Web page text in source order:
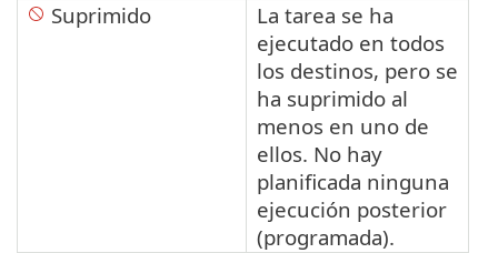
Suprimido
La tarea se ha
ejecutado en todos
los destinos, pero se
ha suprimido al
menos en uno de
ellos. No hay
planificada ninguna
ejecución posterior
(programada).